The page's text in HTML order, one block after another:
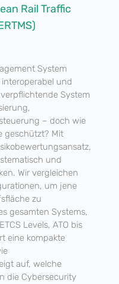
Rail Traffic
System
interoperabel und
System
– doch wie
geschützt? Mit
und
Wir vergleichen
um jene
zu
gesamten Systems,
Levels, ATO bis
eine kompakte
auf, welche
die Cybersecurity